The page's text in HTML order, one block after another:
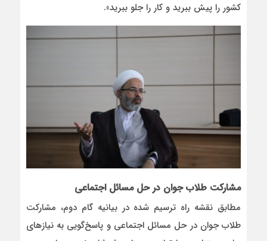
کشور را پیش ببرید و کار را جلو ببرید».
مشارکت طلاب جوان در حل مسائل اجتماعی
مطابق نقشه راه ترسیم شده در بیانیه گام دوم، مشارکت
طلاب جوان در حل مسائل اجتماعی و پاسخ‌گویی به نیازهای